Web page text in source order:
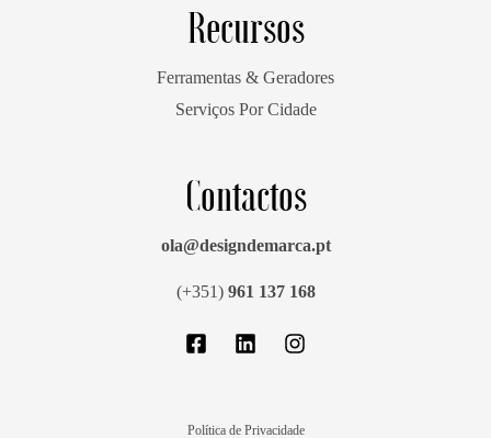
Recursos
Ferramentas & Geradores
Serviços Por Cidade
Contactos
ola@designdemarca.pt
(+351) 961 137 168
Política de Privacidade